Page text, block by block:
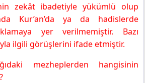
zekât ibadetiyle yükümlü olup
Kur’an’da ya da hadislerde
yer verilmemiştir. Bazı
ilgili görüşlerini ifade etmiştir.
mezheplerden hangisinin